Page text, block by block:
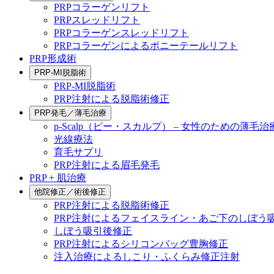
PRPコラーゲンリフト
PRPスレッドリフト
PRPコラーゲンスレッドリフト
PRPコラーゲンによるポニーテールリフト
PRP形成術
PRP-MI脱脂術
PRP-MI脱脂術
PRP注射による脱脂術修正
PRP発毛／薄毛治療
p-Scalp（ピー・スカルプ） – 女性のための薄毛治
光線療法
育毛サプリ
PRP注射による眉毛発毛
PRP + 肌治療
他院修正／術後修正
PRP注射による脱脂術修正
PRP注射によるフェイスライン・あご下のしぼう
しぼう吸引後修正
PRP注射によるシリコンバッグ豊胸修正
注入治療によるしこり・ふくらみ修正注射